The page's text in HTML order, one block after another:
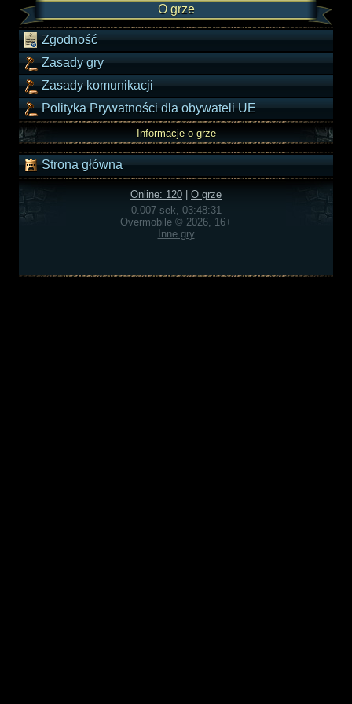
O grze
Zgodność
Zasady gry
Zasady komunikacji
Polityka Prywatności dla obywateli UE
Informacje o grze
Strona główna
Online: 120
O grze
0.007 sek, 03:48:31
Overmobile © 2026, 16+
Inne gry